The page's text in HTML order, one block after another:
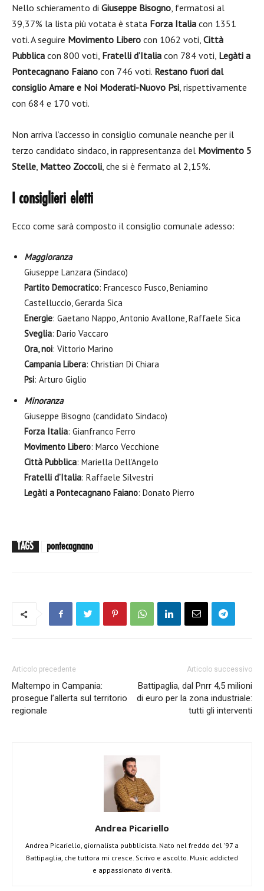
Nello schieramento di Giuseppe Bisogno, fermatosi al
39,37% la lista più votata è stata Forza Italia con 1351
voti. A seguire Movimento Libero con 1062 voti, Città
Pubblica con 800 voti, Fratelli d’Italia con 784 voti, Legàti a
Pontecagnano Faiano con 746 voti. Restano fuori dal
consiglio Amare e Noi Moderati-Nuovo Psi, rispettivamente
con 684 e 170 voti.
Non arriva l’accesso in consiglio comunale neanche per il
terzo candidato sindaco, in rappresentanza del Movimento 5
Stelle, Matteo Zoccoli, che si è fermato al 2,15%.
I consiglieri eletti
Ecco come sarà composto il consiglio comunale adesso:
Maggioranza
Giuseppe Lanzara (Sindaco)
Partito Democratico: Francesco Fusco, Beniamino
Castelluccio, Gerarda Sica
Energie: Gaetano Nappo, Antonio Avallone, Raffaele Sica
Sveglia: Dario Vaccaro
Ora, noi: Vittorio Marino
Campania Libera: Christian Di Chiara
Psi: Arturo Giglio
Minoranza
Giuseppe Bisogno (candidato Sindaco)
Forza Italia: Gianfranco Ferro
Movimento Libero: Marco Vecchione
Città Pubblica: Mariella Dell’Angelo
Fratelli d’Italia: Raffaele Silvestri
Legàti a Pontecagnano Faiano: Donato Pierro
TAGS pontecagnano
Articolo precedente
Maltempo in Campania:
prosegue l’allerta sul territorio
regionale
Articolo successivo
Battipaglia, dal Pnrr 4,5 milioni
di euro per la zona industriale:
tutti gli interventi
Andrea Picariello
Andrea Picariello, giornalista pubblicista. Nato nel freddo del '97 a
Battipaglia, che tuttora mi cresce. Scrivo e ascolto. Music addicted
e appassionato di verità.